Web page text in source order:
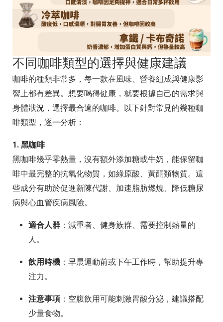
不同咖啡類型的選擇與健康建議
咖啡的種類非常多，每一款在風味、營養組成與健康影
響上都有差異。想要喝得健康，就要根據自己的需求與
身體狀況，選擇最合適的咖啡。以下針對常見的幾種咖
啡類型，逐一分析：
1. 黑咖啡
黑咖啡幾乎零熱量，沒有額外添加糖或牛奶，能保留咖
啡中最完整的抗氧化物質，如綠原酸、黃酮類物質。這
些成分有助於促進新陳代謝、加速脂肪燃燒、降低糖尿
病與心血管疾病風險。
適合人群 ：減重者、健身族群、需要控制熱量的
人。
飲用時機 ：早晨運動前或下午工作時，幫助提升專
注力。
注意事項 ：空腹飲用可能刺激胃酸分泌，建議搭配
少量食物。